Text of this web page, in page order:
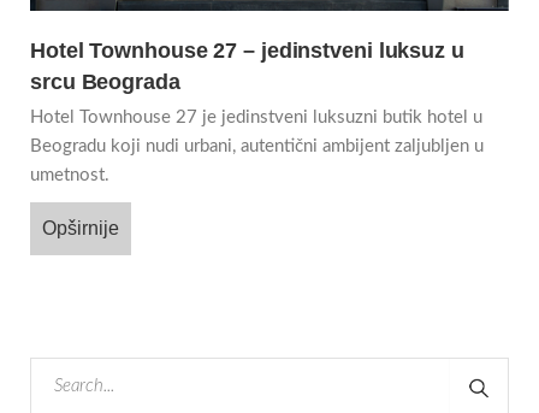
Hotel Townhouse 27 – jedinstveni luksuz u
srcu Beograda
Hotel Townhouse 27 je jedinstveni luksuzni butik hotel u
Beogradu koji nudi urbani, autentični ambijent zaljubljen u
umetnost.
Opširnije